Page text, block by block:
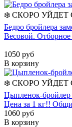
❄️ СКОРО УЙДЕТ
Бедро бройлера
Весовой. Отборное
1050 руб
В корзину
❄️ СКОРО УЙДЕТ
Цыпленок-
Цена за 1 кг!!
1060 руб
В корзину